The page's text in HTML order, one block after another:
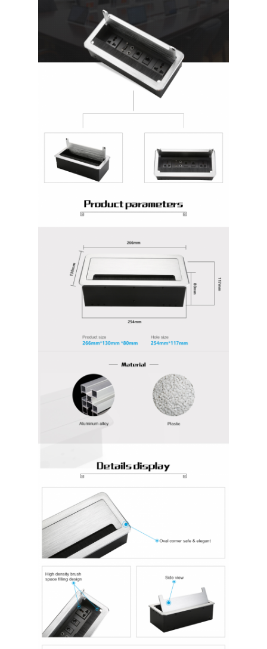
Αρχική Σελίδα
Ποιοτικός έλεγχος
Μιλήστε τώρα.
Διαδραστικοί πίνακες
Σύστημα διασκέψεων
Ανύψωση οθόνης LCD
Επικαιροποιήστε την οθόνη.
Εμφανισμένη πρίζα γραφείου
Εναρμονισμένη λωρίδα ρεύματος
Σημείο επέκτασης
Κουτί υποδομής τραπέζι συνεδριάσεων
Υδραυλική πρίζα
Στρίβουσα πρίζα
έξοδος δύναμης γραφείων
Τρακ Σόκετ
Δυναμική λωρίδα για τοποθέτηση σε τραπέζι
Επενδυμένη έξοδος γραφείου